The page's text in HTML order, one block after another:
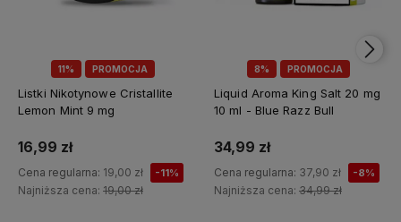
11% PROMOCJA
Listki Nikotynowe Cristallite
Lemon Mint 9 mg
16,99 zł
Cena regularna: 19,00 zł -11%
Najniższa cena: 19,00 zł
8% PROMOCJA
Liquid Aroma King Salt 20 mg
10 ml - Blue Razz Bull
34,99 zł
Cena regularna: 37,90 zł -8%
Najniższa cena: 34,99 zł